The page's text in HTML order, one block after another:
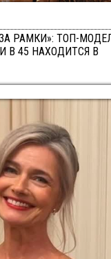
РАМКИ»: ТОП-
В 45 НАХОДИТСЯ В